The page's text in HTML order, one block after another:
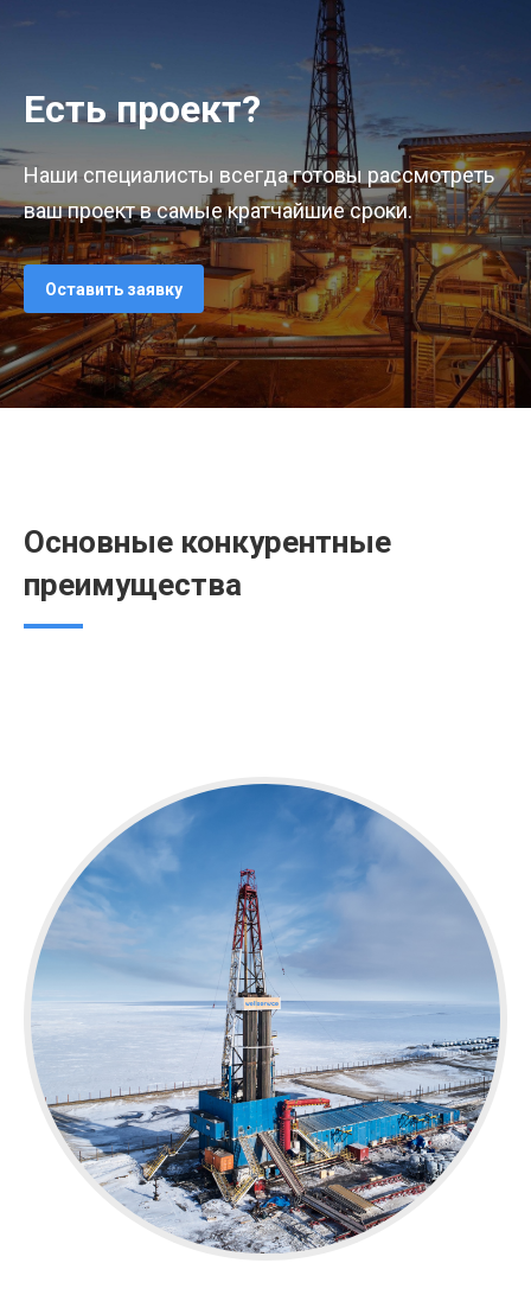
Есть проект?
Наши специалисты всегда готовы рассмотреть
ваш проект в самые кратчайшие сроки.
Оставить заявку
Основные конкурентные
преимущества